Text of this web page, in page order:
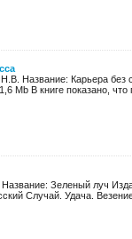
Название: Карьера без
Mb В книге показано,
Зеленый луч
Случай. Удача.